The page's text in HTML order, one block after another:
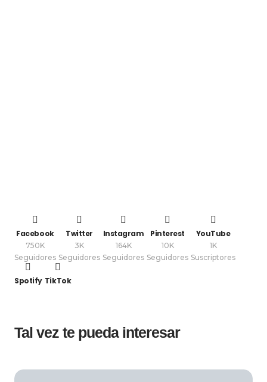
Facebook
750K
Seguidores
Twitter
3K
Seguidores
Instagram
164K
Seguidores
Pinterest
10K
Seguidores
YouTube
1K
Suscriptores
Spotify TikTok
Tal vez te pueda interesar